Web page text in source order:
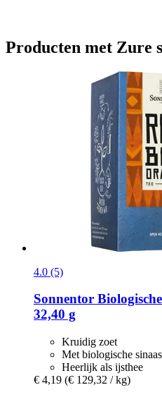
Producten met Zure
4.0 (5)
Sonnentor
32,40 g
Kruidig zoet
Met biologische
Heerlijk als ijsthee
€ 4,19 (€ 129,32 / kg)